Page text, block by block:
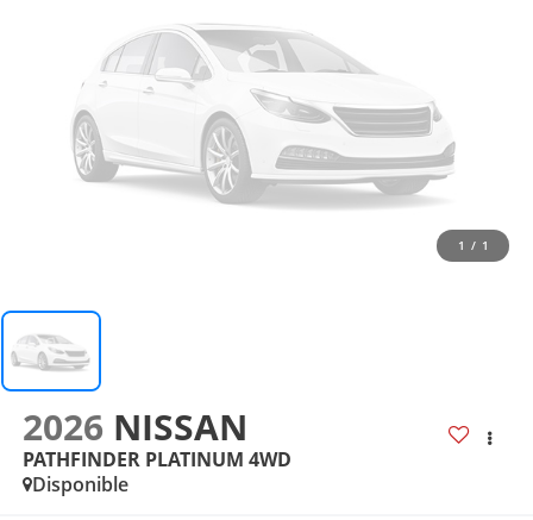
1 / 1
2026 NISSAN
PATHFINDER PLATINUM 4WD
Disponible